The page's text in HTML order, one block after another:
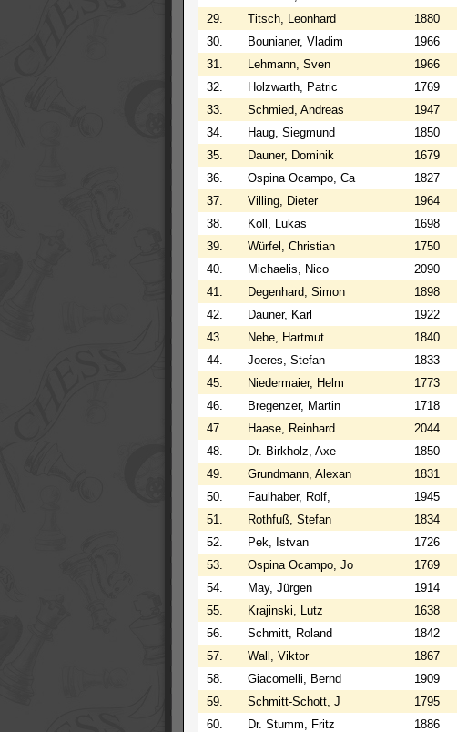
29.
Titsch, Leonhard 1880
30.
Bounianer, Vladim 1966
31.
Lehmann, Sven 1966
32.
Holzwarth, Patric 1769
33.
Schmied, Andreas 1947
34.
Haug, Siegmund 1850
35.
Dauner, Dominik 1679
36.
Ospina Ocampo, Ca 1827
37.
Villing, Dieter 1964
38.
Koll, Lukas 1698
39.
Würfel, Christian 1750
40.
Michaelis, Nico 2090
41.
Degenhard, Simon 1898
42.
Dauner, Karl 1922
43.
Nebe, Hartmut 1840
44.
Joeres, Stefan 1833
45.
Niedermaier, Helm 1773
46.
Bregenzer, Martin 1718
47.
Haase, Reinhard 2044
48.
Dr. Birkholz, Axe 1850
49.
Grundmann, Alexan 1831
50.
Faulhaber, Rolf, 1945
51.
Rothfuß, Stefan 1834
52.
Pek, Istvan 1726
53.
Ospina Ocampo, Jo 1769
54.
May, Jürgen 1914
55.
Krajinski, Lutz 1638
56.
Schmitt, Roland 1842
57.
Wall, Viktor 1867
58.
Giacomelli, Bernd 1909
59.
Schmitt-Schott, J 1795
60.
Dr. Stumm, Fritz 1886